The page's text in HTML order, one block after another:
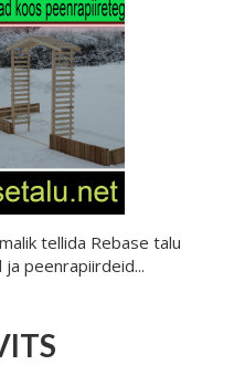
tellida Rebase talu
peenrapiirdeid...